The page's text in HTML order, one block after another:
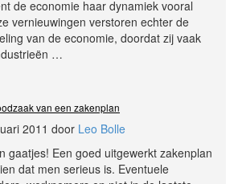
de economie haar dynamiek vooral
vernieuwingen verstoren echter de
van de economie, doordat zij vaak
…
van een zakenplan
2011 door Leo Bolle
gaatjes! Een goed uitgewerkt zakenplan
dat men serieus is. Eventuele